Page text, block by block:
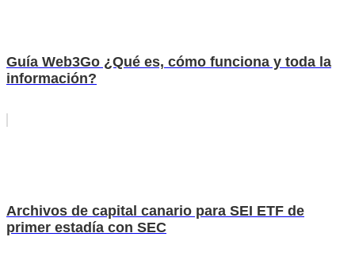
Guía Web3Go ¿Qué es, cómo funciona y toda la
información?
Archivos de capital canario para SEI ETF de
primer estadía con SEC